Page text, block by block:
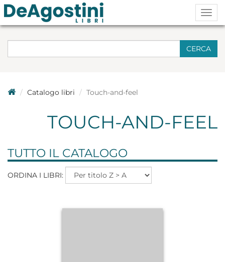
CERCA
Catalogo libri Touch-and-feel
TOUCH-AND-FEEL
TUTTO IL CATALOGO
ORDINA I LIBRI: